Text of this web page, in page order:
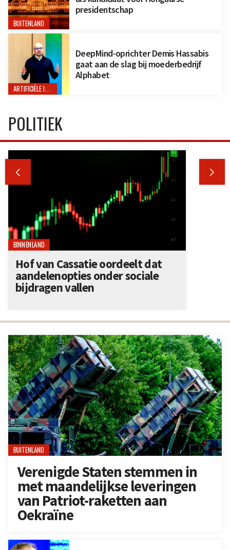
BUITENLAND
presidentschap
ARTIFICIËLE INTELLIGENTIE
DeepMind-oprichter Demis Hassabis
gaat aan de slag bij moederbedrijf
Alphabet
BUITENLAND
Verenigde Staten stemmen in
met maandelijkse leveringen
van Patriot-raketten aan
Oekraïne
POLITIEK
 
BINNENLAND
Hof van Cassatie oordeelt dat
aandelenopties onder sociale
bijdragen vallen